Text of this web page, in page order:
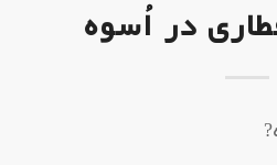
در اُسوه